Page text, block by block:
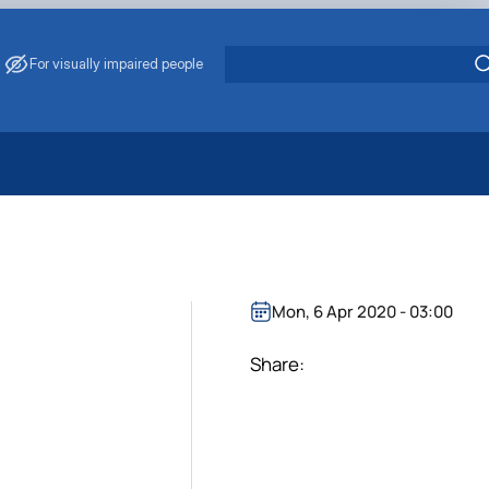
For visually impaired people
Saving
of Eco-Safe and Organic Products
Mon, 6 Apr 2020 - 03:00
Share: